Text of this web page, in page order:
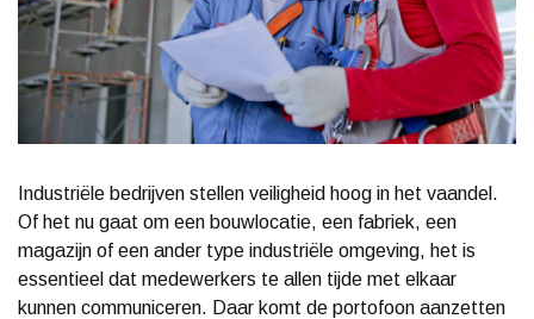
Industriële bedrijven stellen veiligheid hoog in het vaandel.
Of het nu gaat om een bouwlocatie, een fabriek, een
magazijn of een ander type industriële omgeving, het is
essentieel dat medewerkers te allen tijde met elkaar
kunnen communiceren. Daar komt de portofoon aanzetten